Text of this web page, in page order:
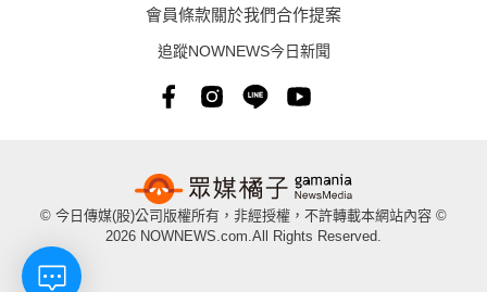
會員條款關於我們合作提案
追蹤NOWNEWS今日新聞
© 今日傳媒(股)公司版權所有，非經授權，不許轉載本網站內容 ©
2026 NOWNEWS.com.All Rights Reserved.